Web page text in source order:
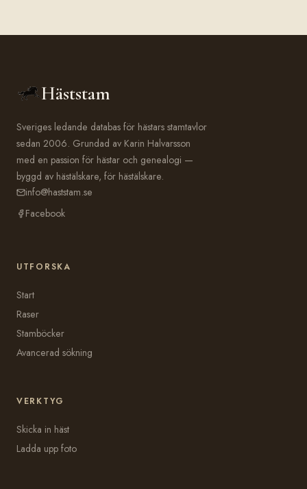
Häststam
Sveriges ledande databas för hästars stamtavlor
sedan 2006. Grundad av Karin Halvarsson
med en passion för hästar och genealogi —
byggd av hästälskare, för hästälskare.
info@haststam.se
Facebook
UTFORSKA
Start
Raser
Stamböcker
Avancerad sökning
VERKTYG
Skicka in häst
Ladda upp foto